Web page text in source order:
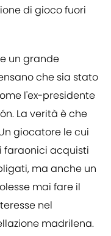
di gioco fuori
un grande
che sia stato
l'ex-presidente
La verità è che
giocatore le cui
faraonici acquisti
ma anche un
mai fare il
nel
madrilena.